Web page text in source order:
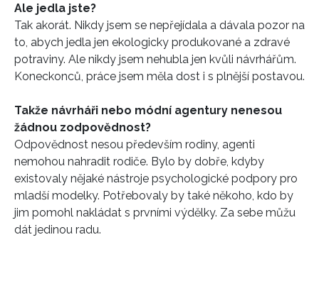
Ale jedla jste?
Tak akorát. Nikdy jsem se nepřejídala a dávala pozor na
to, abych jedla jen ekologicky produkované a zdravé
potraviny. Ale nikdy jsem nehubla jen kvůli návrhářům.
Koneckonců, práce jsem měla dost i s plnější postavou.
Takže návrháři nebo módní agentury nenesou
žádnou zodpovědnost?
Odpovědnost nesou především rodiny, agenti
nemohou nahradit rodiče. Bylo by dobře, kdyby
existovaly nějaké nástroje psychologické podpory pro
mladší modelky. Potřebovaly by také někoho, kdo by
jim pomohl nakládat s prvními výdělky. Za sebe můžu
dát jedinou radu.